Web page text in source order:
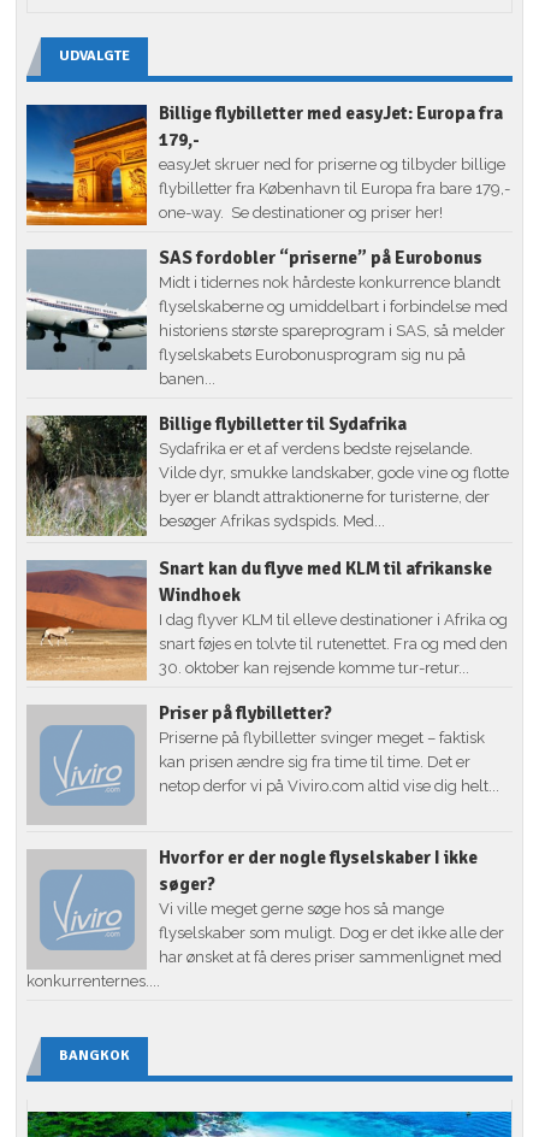
UDVALGTE
Billige flybilletter med easyJet: Europa fra
179,-
easyJet skruer ned for priserne og tilbyder billige
flybilletter fra København til Europa fra bare 179,-
one-way. Se destinationer og priser her!
SAS fordobler “priserne” på Eurobonus
Midt i tidernes nok hårdeste konkurrence blandt
flyselskaberne og umiddelbart i forbindelse med
historiens største spareprogram i SAS, så melder
flyselskabets Eurobonusprogram sig nu på
banen...
Billige flybilletter til Sydafrika
Sydafrika er et af verdens bedste rejselande.
Vilde dyr, smukke landskaber, gode vine og flotte
byer er blandt attraktionerne for turisterne, der
besøger Afrikas sydspids. Med...
Snart kan du flyve med KLM til afrikanske
Windhoek
I dag flyver KLM til elleve destinationer i Afrika og
snart føjes en tolvte til rutenettet. Fra og med den
30. oktober kan rejsende komme tur-retur...
Priser på flybilletter?
Priserne på flybilletter svinger meget – faktisk
kan prisen ændre sig fra time til time. Det er
netop derfor vi på Viviro.com altid vise dig helt...
Hvorfor er der nogle flyselskaber I ikke
søger?
Vi ville meget gerne søge hos så mange
flyselskaber som muligt. Dog er det ikke alle der
har ønsket at få deres priser sammenlignet med
konkurrenternes....
BANGKOK